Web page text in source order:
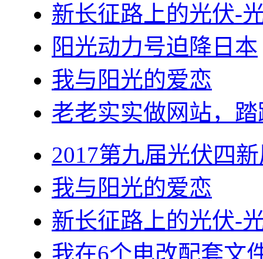
新长征路上的光伏-
阳光动力号迫降日本
我与阳光的爱恋
老老实实做网站，
2017第九届光伏四
我与阳光的爱恋
新长征路上的光伏-
我在6个电改配套文